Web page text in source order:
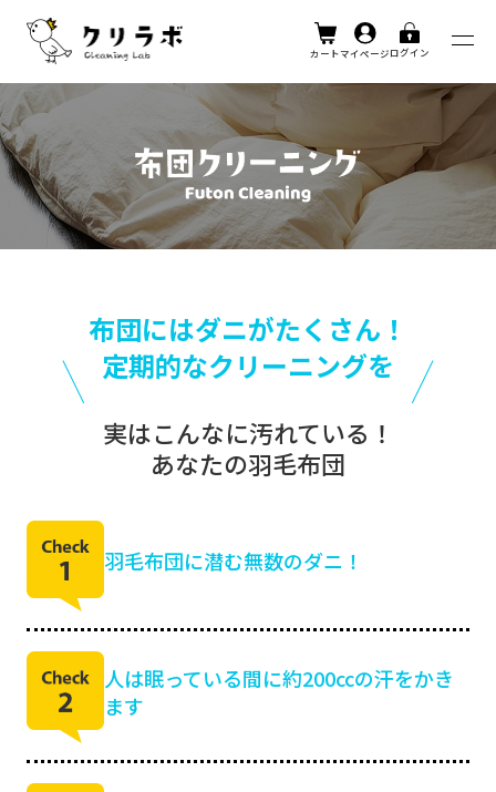
カートマイページログイン
布団にはダニがたくさん！
定期的なクリーニングを
実はこんなに汚れている！
あなたの羽毛布団
羽毛布団に潜む無数のダニ！
人は眠っている間に約200ccの汗をかき
ます